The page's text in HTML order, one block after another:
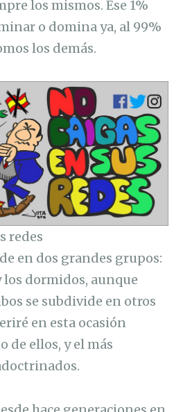
los mismos. Ese 1%
o domina ya, al 99%
los demás.
redes
en dos grandes grupos:
los dormidos, aunque
se subdivide en otros
en esta ocasión
de ellos, y el más